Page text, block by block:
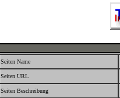
Seiten Name
Seiten URL
Seiten Beschreibung